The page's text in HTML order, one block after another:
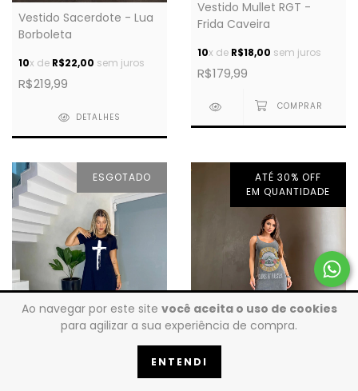
Ao navegar por este site você aceita o uso de cookies
para agilizar a sua experiência de compra.
ENTENDI
Vestido Sacerdote - Lua
Borboleta
10x de R$22,00 sem juros
R$219,99
DETALHES
Vestido Mullet RGT -
Frida Caveira
10x de R$18,00 sem juros
R$179,99
ESGOTADO
ATÉ 30% OFF
EM QUANTIDADE